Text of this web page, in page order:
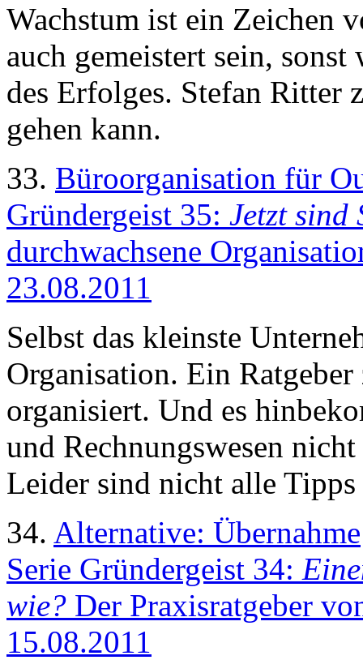
Wachstum ist ein Zeichen
auch gemeistert sein,
des Erfolges. Stefan Ritter
gehen kann.
33. Büroorganisation für
Gründergeist 35: Jetzt sind
durchwachsene
23.08.2011
Selbst das kleinste
Organisation. Ein
organisiert. Und es
und Rechnungswesen
Leider sind nicht alle
34. Alternative: Übernahme
Serie Gründergeist 34:
wie? Der Praxisratgeber
15.08.2011